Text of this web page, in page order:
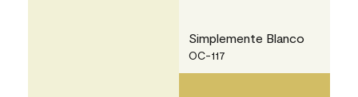
Simplemente Blanco
OC-117